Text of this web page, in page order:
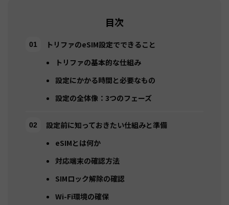
目次
トリファのeSIM設定でできること
トリファの基本的な仕組み
設定にかかる時間と必要なもの
設定の全体像：3つのフェーズ
設定前に知っておきたい仕組みと準備
eSIMとは何か
対応端末の確認方法
SIMロック解除の確認
Wi-Fi環境の確保